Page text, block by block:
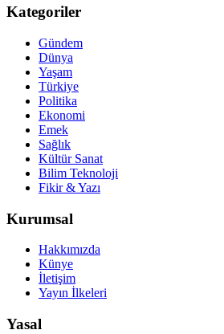
Kategoriler
Gündem
Dünya
Yaşam
Türkiye
Politika
Ekonomi
Emek
Sağlık
Kültür Sanat
Bilim Teknoloji
Fikir & Yazı
Kurumsal
Hakkımızda
Künye
İletişim
Yayın İlkeleri
Yasal